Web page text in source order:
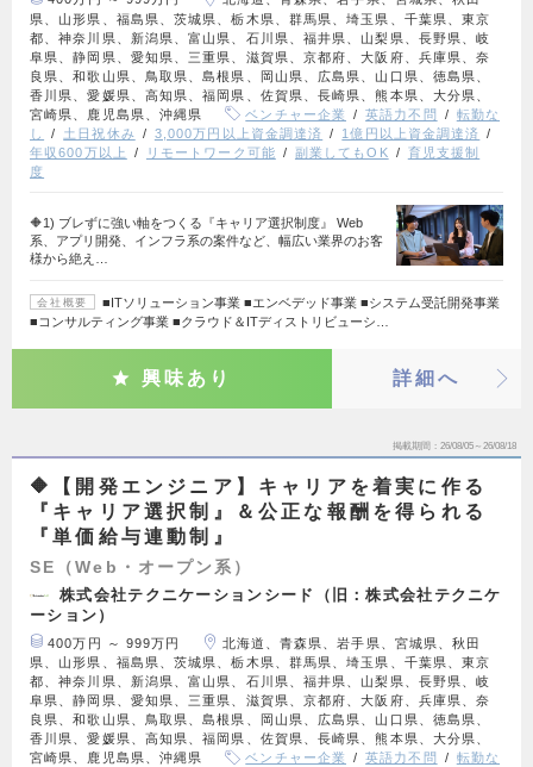
県、山形県、福島県、茨城県、栃木県、群馬県、埼玉県、千葉県、東京
都、神奈川県、新潟県、富山県、石川県、福井県、山梨県、長野県、岐
阜県、静岡県、愛知県、三重県、滋賀県、京都府、大阪府、兵庫県、奈
良県、和歌山県、鳥取県、島根県、岡山県、広島県、山口県、徳島県、
香川県、愛媛県、高知県、福岡県、佐賀県、長崎県、熊本県、大分県、
宮崎県、鹿児島県、沖縄県
ベンチャー企業 英語力不問
転勤な
し
土日祝休み 3,000万円以上資金調達済
1億円以上資金調達済
年収600万以上
リモートワーク可能 副業してもOK
育児支援制
度
🔶1) ブレずに強い軸をつくる『キャリア選択制度』 Web
系、アプリ開発、インフラ系の案件など、幅広い業界のお客
様から絶え…
会社概要
■ITソリューション事業 ■エンベデッド事業 ■システム受託開発事業
■コンサルティング事業 ■クラウド＆ITディストリビューシ…
興味あり 詳細へ
掲載期間 26/08/05～26/08/18
🔶【開発エンジニア】キャリアを着実に作る
『キャリア選択制』＆公正な報酬を得られる
『単価給与連動制』
SE（Web・オープン系）
株式会社テクニケーションシード（旧：株式会社テクニケ
ーション）
400万円 ～ 999万円
北海道、青森県、岩手県、宮城県、秋田
県、山形県、福島県、茨城県、栃木県、群馬県、埼玉県、千葉県、東京
都、神奈川県、新潟県、富山県、石川県、福井県、山梨県、長野県、岐
阜県、静岡県、愛知県、三重県、滋賀県、京都府、大阪府、兵庫県、奈
良県、和歌山県、鳥取県、島根県、岡山県、広島県、山口県、徳島県、
香川県、愛媛県、高知県、福岡県、佐賀県、長崎県、熊本県、大分県、
宮崎県、鹿児島県、沖縄県
ベンチャー企業 英語力不問
転勤な